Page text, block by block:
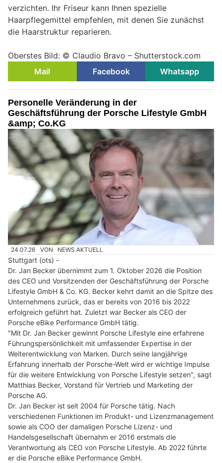
verzichten. Ihr Friseur kann Ihnen spezielle
Haarpflegemittel empfehlen, mit denen Sie zunächst
die Haarstruktur reparieren.
Oberstes Bild: © Claudio Bravo – Shutterstock.com
Mail
Facebook Whatsapp
Personelle Veränderung in der
Geschäftsführung der Porsche Lifestyle GmbH
&amp; Co.KG
24.07.26 VON NEWS AKTUELL
Stuttgart (ots) -
Dr. Jan Becker übernimmt zum 1. Oktober 2026 die Position
des CEO und Vorsitzenden der Geschäftsführung der Porsche
Lifestyle GmbH & Co. KG. Becker kehrt damit an die Spitze des
Unternehmens zurück, das er bereits von 2016 bis 2022
erfolgreich geführt hat. Zuletzt war Becker als CEO der
Porsche eBike Performance GmbH tätig.
"Mit Dr. Jan Becker gewinnt Porsche Lifestyle eine erfahrene
Führungspersönlichkeit mit umfassender Expertise in der
Weiterentwicklung von Marken. Durch seine langjährige
Erfahrung innerhalb der Porsche-Welt wird er wichtige Impulse
für die weitere Entwicklung von Porsche Lifestyle setzen", sagt
Matthias Becker, Vorstand für Vertrieb und Marketing der
Porsche AG.
Dr. Jan Becker ist seit 2004 für Porsche tätig. Nach
verschiedenen Funktionen im Produkt- und Lizenzmanagement
sowie als COO der damaligen Porsche Lizenz- und
Handelsgesellschaft übernahm er 2016 erstmals die
Verantwortung als CEO von Porsche Lifestyle. Ab 2022 führte
er die Porsche eBike Performance GmbH.